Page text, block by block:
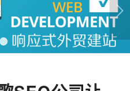
下一页
1 2